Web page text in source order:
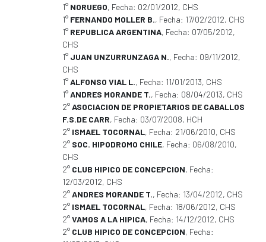
1° NORUEGO, Fecha: 02/01/2012, CHS
1° FERNANDO MOLLER B., Fecha: 17/02/2012, CHS
1° REPUBLICA ARGENTINA, Fecha: 07/05/2012,
CHS
1° JUAN UNZURRUNZAGA N., Fecha: 09/11/2012,
CHS
1°ALFONSO VIAL L., Fecha: 11/01/2013, CHS
1°ANDRES MORANDE T., Fecha: 08/04/2013, CHS
2°ASOCIACION DE PROPIETARIOS DE CABALLOS
F.S.DE CARR, Fecha: 03/07/2008, HCH
2° ISMAEL TOCORNAL, Fecha: 21/06/2010, CHS
2° SOC. HIPODROMO CHILE, Fecha: 06/08/2010,
CHS
2° CLUB HIPICO DE CONCEPCION, Fecha:
12/03/2012, CHS
2°ANDRES MORANDE T., Fecha: 13/04/2012, CHS
2° ISMAEL TOCORNAL, Fecha: 18/06/2012, CHS
2°VAMOS A LA HIPICA, Fecha: 14/12/2012, CHS
2° CLUB HIPICO DE CONCEPCION, Fecha: